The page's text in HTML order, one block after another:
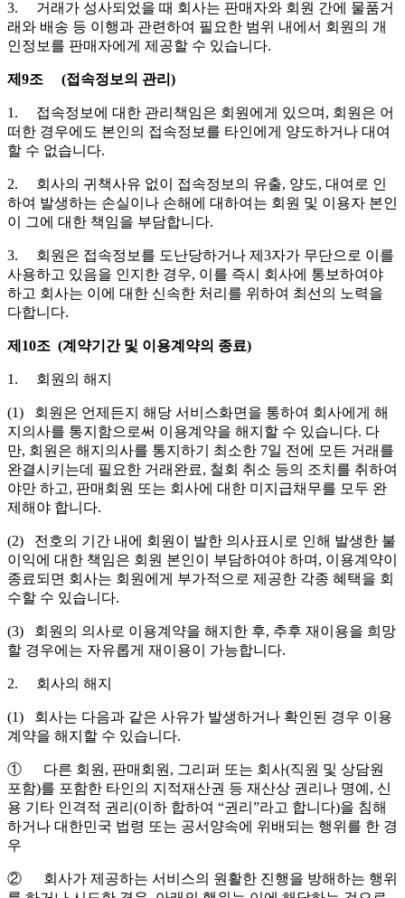
3. 거래가 성사되었을 때 회사는 판매자와 회원 간에 물품거
래와 배송 등 이행과 관련하여 필요한 범위 내에서 회원의 개
인정보를 판매자에게 제공할 수 있습니다.
제9조 (접속정보의 관리)
1. 접속정보에 대한 관리책임은 회원에게 있으며, 회원은 어
떠한 경우에도 본인의 접속정보를 타인에게 양도하거나 대여
할 수 없습니다.
2. 회사의 귀책사유 없이 접속정보의 유출, 양도, 대여로 인
하여 발생하는 손실이나 손해에 대하여는 회원 및 이용자 본인
이 그에 대한 책임을 부담합니다.
3. 회원은 접속정보를 도난당하거나 제3자가 무단으로 이를
사용하고 있음을 인지한 경우, 이를 즉시 회사에 통보하여야
하고 회사는 이에 대한 신속한 처리를 위하여 최선의 노력을
다합니다.
제10조 (계약기간 및 이용계약의 종료)
1. 회원의 해지
(1) 회원은 언제든지 해당 서비스화면을 통하여 회사에게 해
지의사를 통지함으로써 이용계약을 해지할 수 있습니다. 다
만, 회원은 해지의사를 통지하기 최소한 7일 전에 모든 거래를
완결시키는데 필요한 거래완료, 철회 취소 등의 조치를 취하여
야만 하고, 판매회원 또는 회사에 대한 미지급채무를 모두 완
제해야 합니다.
(2) 전호의 기간 내에 회원이 발한 의사표시로 인해 발생한 불
이익에 대한 책임은 회원 본인이 부담하여야 하며, 이용계약이
종료되면 회사는 회원에게 부가적으로 제공한 각종 혜택을 회
수할 수 있습니다.
(3) 회원의 의사로 이용계약을 해지한 후, 추후 재이용을 희망
할 경우에는 자유롭게 재이용이 가능합니다.
2. 회사의 해지
(1) 회사는 다음과 같은 사유가 발생하거나 확인된 경우 이용
계약을 해지할 수 있습니다.
① 다른 회원, 판매회원, 그리퍼 또는 회사(직원 및 상담원
포함)를 포함한 타인의 지적재산권 등 재산상 권리나 명예, 신
용 기타 인격적 권리(이하 합하여 “권리”라고 합니다)을 침해
하거나 대한민국 법령 또는 공서양속에 위배되는 행위를 한 경
우
② 회사가 제공하는 서비스의 원활한 진행을 방해하는 행위